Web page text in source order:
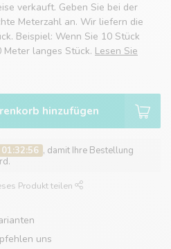
verkauft. Geben Sie bei der
Meterzahl an. Wir liefern die
Beispiel: Wenn Sie 10 Stück
langes Stück. Lesen Sie
hinzufügen
01:32:56 , damit Ihre Bestellung
Produkt teilen
uns